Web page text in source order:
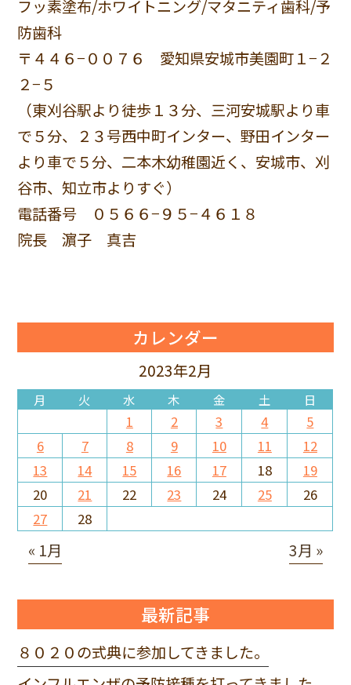
フッ素塗布/ホワイトニング/マタニティ歯科/予
防歯科
〒４４６−００７６ 愛知県安城市美園町１−２
２−５
（東刈谷駅より徒歩１３分、三河安城駅より車
で５分、２３号西中町インター、野田インター
より車で５分、二本木幼稚園近く、安城市、刈
谷市、知立市よりすぐ）
電話番号 ０５６６−９５−４６１８
院長 濵子 真吉
カレンダー
2023年2月
月 火 水 木 金 土 日
1 2 3 4
5
6
7 8 9 10 11
12
13
14 15 16 17 18
19
20
21 22 23 24 25
26
27
28
« 1月 3月 »
最新記事
８０２０の式典に参加してきました。